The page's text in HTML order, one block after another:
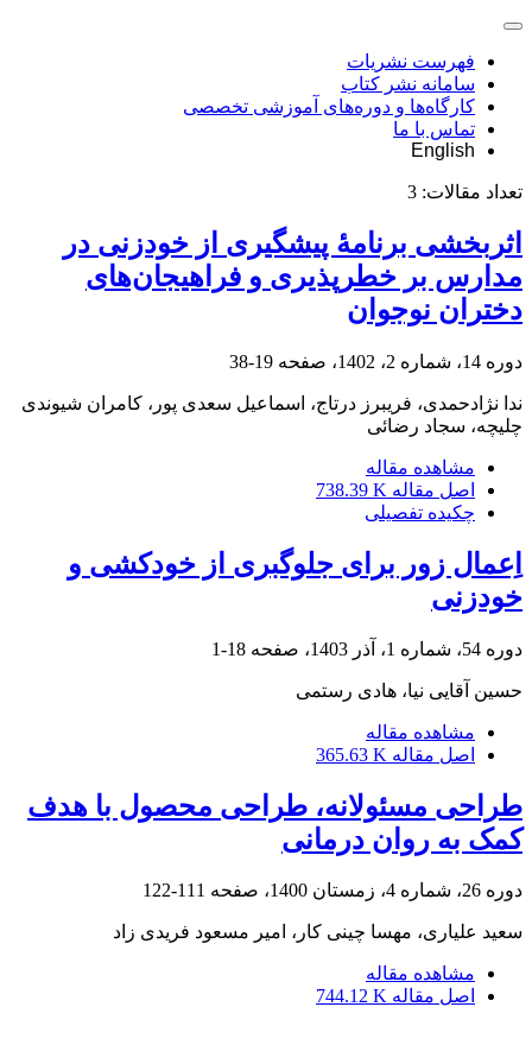
فهرست نشریات
سامانه نشر کتاب
کارگاه‌ها و دوره‌های آموزشی تخصصی
تماس با ما
English
تعداد مقالات: 3
اثربخشی برنامۀ پیشگیری از خودزنی در
مدارس بر خطرپذیری و فراهیجان‌های
دختران نوجوان
دوره 14، شماره 2، 1402، صفحه 19-38
ندا نژادحمدی، فریبرز درتاج، اسماعیل سعدی پور، کامران شیوندی
چلیچه، سجاد رضائی
مشاهده مقاله
اصل مقاله 738.39 K
چکیده تفصیلی
اِعمال زور برای جلوگبری از خودکشی و
خودزنی
دوره 54، شماره 1، آذر 1403، صفحه 18-1
حسین آقایی نیا، هادی رستمی
مشاهده مقاله
اصل مقاله 365.63 K
طراحی مسئولانه، طراحی محصول با هدف
کمک به روان درمانی
دوره 26، شماره 4، زمستان 1400، صفحه 111-122
سعید علیاری، مهسا چینی کار، امیر مسعود فریدی زاد
مشاهده مقاله
اصل مقاله 744.12 K